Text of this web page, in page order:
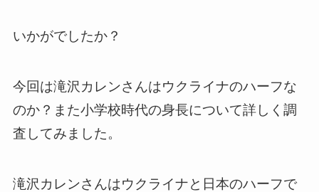
いかがでしたか？
今回は滝沢カレンさんはウクライナのハーフな
のか？また小学校時代の身長について詳しく調
査してみました。
滝沢カレンさんはウクライナと日本のハーフで